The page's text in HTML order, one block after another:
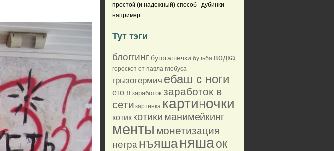
простой (и надежный) способ - дубинки
например.
Тут тэги
блоггингбугогашечки бульба водка
гороскоп от павла глобуса
грызотермич ебаш с ноги
ето я заработок заработок в
сети картинка картиночки
котик котики манимейкинг
менты монетизация
негра нъяшаняшаок